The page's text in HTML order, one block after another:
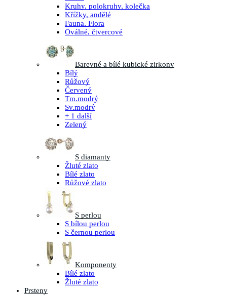
Kruhy, polokruhy, kolečka
Křížky, andělé
Fauna, Flora
Oválné, čtvercové
Barevné a bílé kubické zirkony
Bílý
Růžový
Červený
Tm.modrý
Sv.modrý
+ 1 další
Zelený
S diamanty
Žluté zlato
Bílé zlato
Růžové zlato
S perlou
S bílou perlou
S černou perlou
Komponenty
Bílé zlato
Žluté zlato
Prsteny